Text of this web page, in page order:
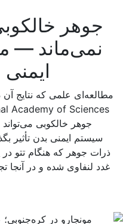
جوهر
نمی‌ماند —
جوهر خالکوبی
سیستم ایمنی بدن تأثیر
ذرات جوهر که هنگام تتو
غدد لنفاوی شده و در آنجا